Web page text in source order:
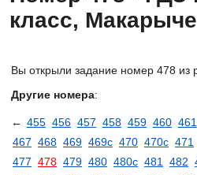
класс,
Вы открыли задание номер 478 из
Другие номера:
← 455 456 457 458 459 460 461
467 468 469 469с 470 470с 471
477 478 479 480 480с 481 482